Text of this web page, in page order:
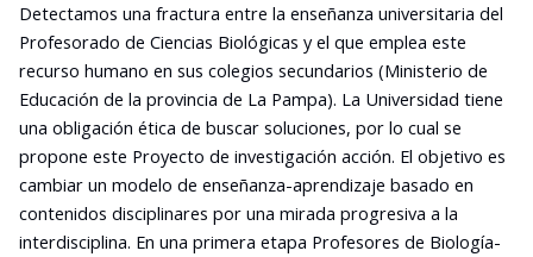
Detectamos una fractura entre la enseñanza universitaria del
Profesorado de Ciencias Biológicas y el que emplea este
recurso humano en sus colegios secundarios (Ministerio de
Educación de la provincia de La Pampa). La Universidad tiene
una obligación ética de buscar soluciones, por lo cual se
propone este Proyecto de investigación acción. El objetivo es
cambiar un modelo de enseñanza-aprendizaje basado en
contenidos disciplinares por una mirada progresiva a la
interdisciplina. En una primera etapa Profesores de Biología-